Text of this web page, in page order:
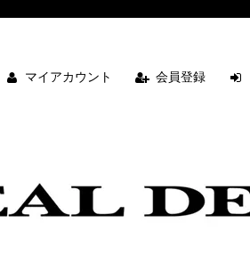
マイアカウント 会員登録